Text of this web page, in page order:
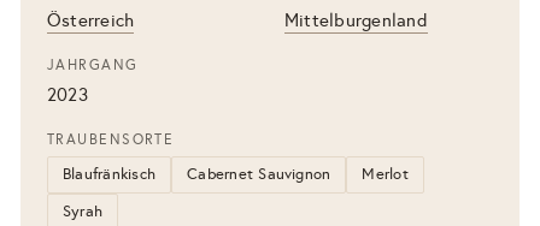
Österreich Mittelburgenland
JAHRGANG
2023
TRAUBENSORTE
Blaufränkisch Cabernet Sauvignon
Merlot
Syrah